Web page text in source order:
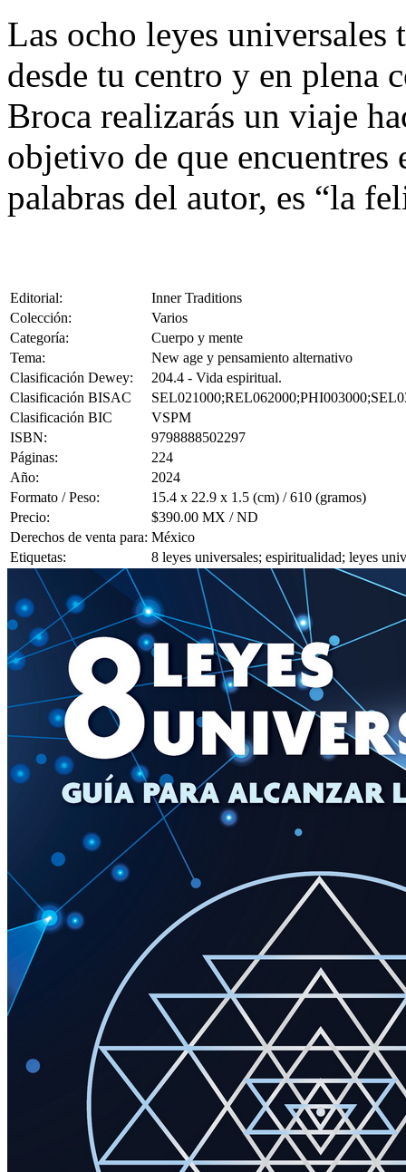
Las ocho leyes
desde tu centro y en plena
Broca realizarás un viaje
objetivo de que
palabras del autor, es “la
Editorial:
Inner Traditions
Colección:
Varios
Categoría:
Cuerpo y mente
Tema:
New age y pensamiento alternativo
Clasificación Dewey:
204.4 - Vida espiritual.
Clasificación BISAC
Clasificación BIC
VSPM
ISBN:
9798888502297
Páginas:
224
Año:
2024
Formato / Peso:
15.4 x 22.9 x 1.5 (cm) / 610 (gramos)
Precio:
$390.00 MX / ND
Derechos de venta para: México
Etiquetas:
8 leyes universales; espiritualidad; leyes